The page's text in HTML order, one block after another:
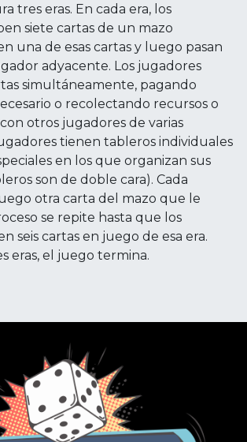
tres eras. En cada era, los
siete cartas de un mazo
una de esas cartas y luego pasan
adyacente. Los jugadores
simultáneamente, pagando
o recolectando recursos o
otros jugadores de varias
tienen tableros individuales
en los que organizan sus
son de doble cara). Cada
otra carta del mazo que le
se repite hasta que los
seis cartas en juego de esa era.
eras, el juego termina.